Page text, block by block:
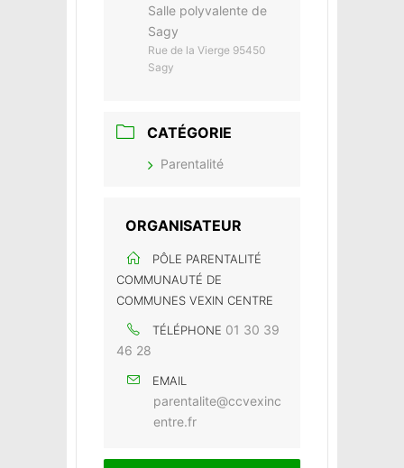
Salle polyvalente de
Sagy
Rue de la Vierge 95450
Sagy
CATÉGORIE
Parentalité
ORGANISATEUR
PÔLE PARENTALITÉ
COMMUNAUTÉ DE
COMMUNES VEXIN CENTRE
TÉLÉPHONE 01 30 39
46 28
EMAIL
parentalite@ccvexinc
entre.fr